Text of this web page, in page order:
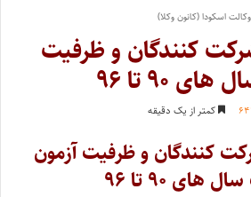
اسکودا (کانون وکلا)
کنندگان و ظرفیت
۹۰ تا ۹۶
کمتر از یک دقیقه
کنندگان و ظرفیت آزمون
های ۹۰ تا ۹۶